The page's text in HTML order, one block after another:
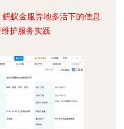
蚁金服异地多活下的信息
护服务实践